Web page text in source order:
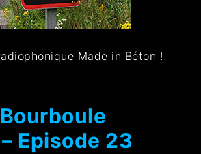
Made in Béton !
Bourboule
Episode 23